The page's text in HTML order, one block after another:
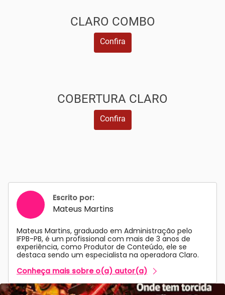
CLARO COMBO
Confira
COBERTURA CLARO
Confira
Escrito por:
Mateus Martins
Mateus Martins, graduado em Administração pelo
IFPB-PB, é um profissional com mais de 3 anos de
experiência, como Produtor de Conteúdo, ele se
destaca sendo um especialista na operadora Claro.
Conheça mais sobre o(a) autor(a)